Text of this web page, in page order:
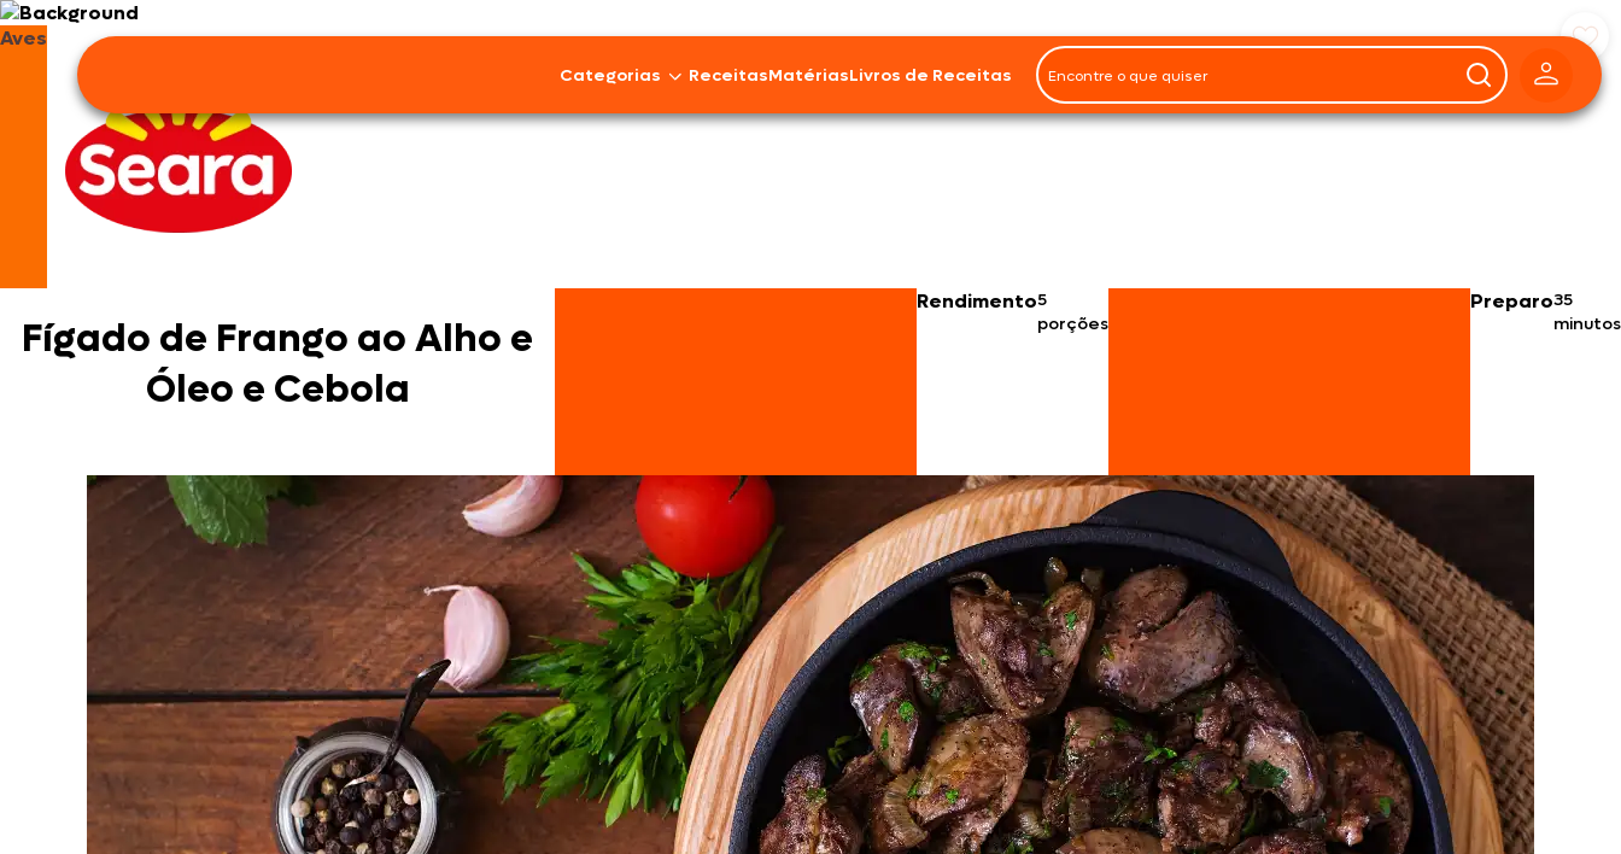
Categorias
100% Vegetal
Doces, Bolos e Sobremesas
Pães e Massas
Bebidas
Entrevistas
ReceitasMatériasLivros de Receitas
Aves
Fígado de Frango ao Alho e
Óleo e Cebola
Rendimento5
porções
Preparo35
minutos